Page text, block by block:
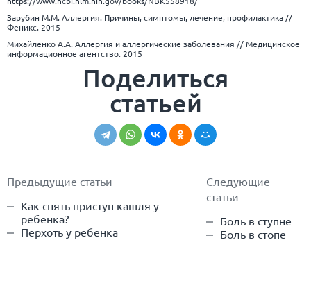
Зарубин М.М. Аллергия. Причины, симптомы, лечение, профилактика //
Феникс. 2015
Михайленко А.А. Аллергия и аллергические заболевания // Медицинское
информационное агентство. 2015
Поделиться
статьей
Предыдущие статьи
Как снять приступ кашля у
ребенка?
Перхоть у ребенка
Следующие
статьи
Боль в ступне
Боль в стопе